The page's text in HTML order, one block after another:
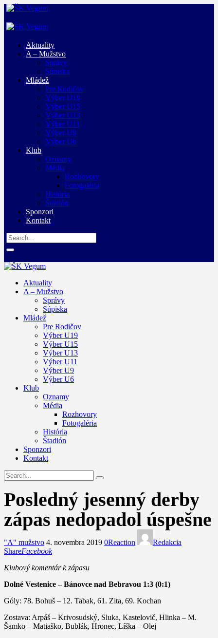
Aktuality
A – Mužstvo
Správy
Súpiska
Mládež
Pre Rodičov
Výber U19
Výber U15
Výber U13
Výber U11
Výber U9
Výber U6
Klub
Oznamy
Média
Rozhovory
Fotogaléria
História
Štadión
Sponzori
Kontakt
Aktuality
A – Mužstvo
Správy
Súpiska
Mládež
Pre Rodičov
Výber U19
Výber U15
Výber U13
Výber U11
Výber U9
Výber U6
Klub
Oznamy
Média
Rozhovory
Fotogaléria
História
Štadión
Sponzori
Kontakt
Posledný jesenný derby
zápas nedopadol úspešne
"A" mužstvo 4. novembra 2019 0Reaction
Redakcia
ShareFacebook
Klubový komentár k zápasu
Dolné Vestenice – Bánovce nad Bebravou 1:3 (0:1)
Góly: 78. Bohuš – 12. Tabak, 61. Zita, 69. Kochan
Zostava: Arpáš – Krivosudský, Sluka, Kastelovič, Hlinka – M.
Šamko – Matiaško, Bublák, Hronec, Líška – Olej